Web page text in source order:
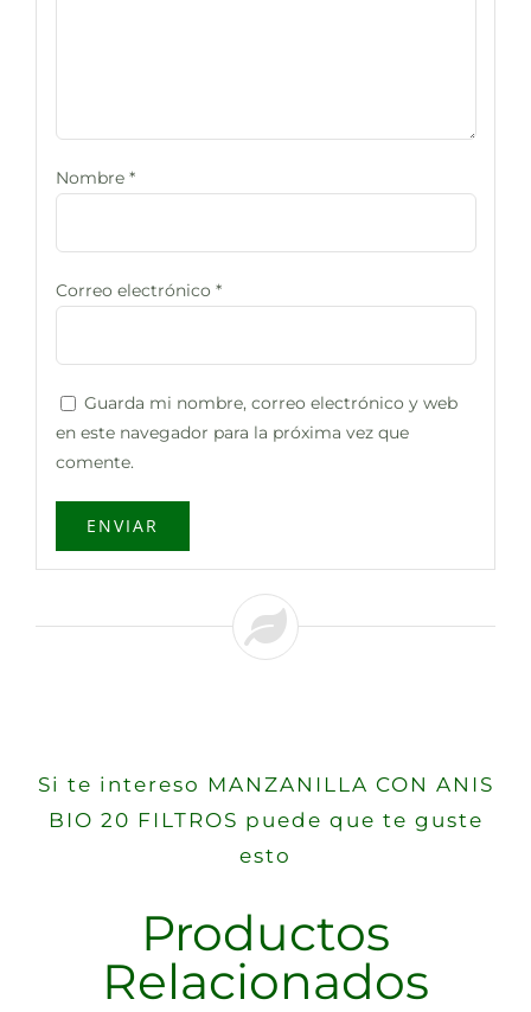
Nombre *
Correo electrónico *
Guarda mi nombre, correo electrónico y web
en este navegador para la próxima vez que
comente.
Si te intereso MANZANILLA CON ANIS
BIO 20 FILTROS puede que te guste
esto
Productos
Relacionados